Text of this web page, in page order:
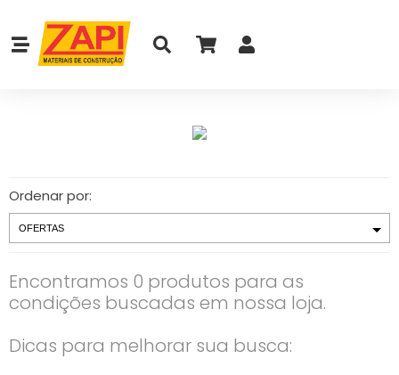
Ordenar por:
Encontramos 0 produtos para as
condições buscadas em nossa loja.
Dicas para melhorar sua busca: